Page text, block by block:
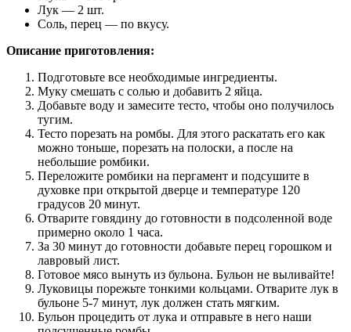
Лук — 2 шт.
Соль, перец — по вкусу.
Описание приготовления:
Подготовьте все необходимые ингредиенты.
Муку смешать с солью и добавить 2 яйца.
Добавьте воду и замесите тесто, чтобы оно получилось
тугим.
Тесто порезать на ромбы. Для этого раскатать его как
можно тоньше, порезать на полоски, а после на
небольшие ромбики.
Переложите ромбики на пергамент и подсушите в
духовке при открытой дверце и температуре 120
градусов 20 минут.
Отварите говядину до готовности в подсоленной воде
примерно около 1 часа.
За 30 минут до готовности добавьте перец горошком и
лавровый лист.
Готовое мясо вынуть из бульона. Бульон не выливайте!
Луковицы порежьте тонкими кольцами. Отварите лук в
бульоне 5-7 минут, лук должен стать мягким.
Бульон процедить от лука и отправьте в него наши